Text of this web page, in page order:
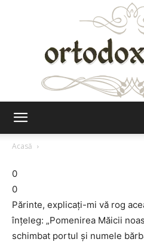
Acasă
0
0
Părinte, explicaţi-mi vă rog
înţeleg: „Pomenirea Măicii
schimbat portul şi numele